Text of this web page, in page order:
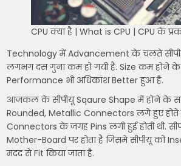
CPU क्या है | What is CPU | CPU के
Technology में Advancement के चलते
लगभग दस गुना कम हो गयी है. Size कम होने
Performance भी अधिकांश Better हुआ है.
आजकल के सीपीयू Sqaure Shape में होने के
Rounded, Metallic Connectors लगे हुए होते
Connectors के जगह Pins लगी हुई होती थी.
Mother-Board पर होता है जिसमे सीपीयू को
मदद से Fit किया जाता है.